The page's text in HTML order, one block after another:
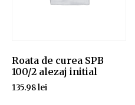
Roata de curea SPB
100/2 alezaj initial
135.98lei